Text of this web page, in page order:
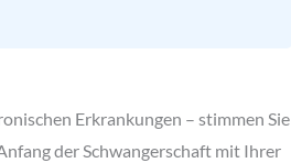
Erkrankungen – stimmen Sie
der Schwangerschaft mit Ihrer